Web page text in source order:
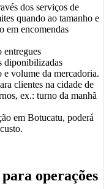
dos serviços de
quando ao tamanho e
em encomendas
entregues
diponibilizadas
e volume da mercadoria.
clientes na cidade de
ex.: turno da manhã
em Botucatu, poderá
operações